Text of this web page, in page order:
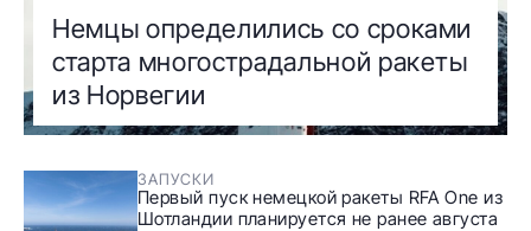
Немцы определились со сроками
старта многострадальной ракеты
из Норвегии
ЗАПУСКИ
Первый пуск немецкой ракеты RFA One из
Шотландии планируется не ранее августа